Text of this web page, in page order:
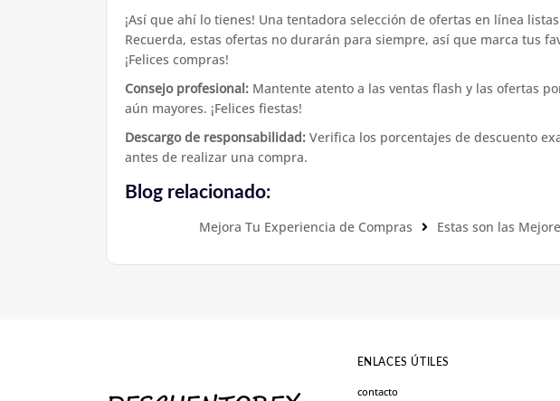
¡Así que ahí lo tienes! Una tentadora selección de ofertas en línea
Recuerda, estas ofertas no durarán para siempre, así que marca tus
¡Felices compras!
Consejo profesional: Mantente atento a las ventas flash y las ofertas
aún mayores. ¡Felices fiestas!
Descargo de responsabilidad: Verifica los porcentajes de descuento
antes de realizar una compra.
Blog relacionado:
Mejora Tu Experiencia de Compras Estas son las
ENLACES ÚTILES
contacto